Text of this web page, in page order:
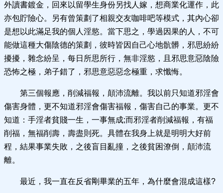
外讀書鍍金，回來以留學生身份另找人嫁，想商業化運作，此
亦包貯險心。另有曾策劃了相親交友咖啡吧等模式，其內心卻
是想以此滿足我的個人淫慾。當下思之，學過因果的人，不可
能做這種大傷陰德的策劃，彼時皆因自己心地骯髒，邪思紛紛
擾擾，雜念紛呈，每日所思所行，無非淫慾，且邪思意惡陰險
恐怖之極，弟子錯了，邪思意惡惡念極重，求懺悔。
第三個報應，削減福報，顛沛流離。我以前只知道邪淫會
傷害身體，更不知道邪淫會傷害福報，傷害自己的事業。更不
知道：手淫者貧賤一生，一事無成;而邪淫者削減福報，有福
削福，無福削壽，壽盡則死。具體在我身上就是明明大好前
程，結果事業失敗，之後盲目亂撞，之後貧困潦倒，顛沛流
離。
最近，我一直在反省剛畢業的五年，為什麼會混成這樣?